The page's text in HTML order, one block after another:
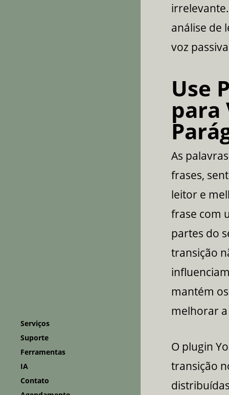
Serviços
Suporte
Consultoria
Visualização de dados
SEO
Ferramentas
Extrator de URLs
IA
ChatGPT
Contato
análise de
voz
Use
para
As
frases,
leitor e
frase com
partes do
transição
mantém
melhorar a
O plugin
transição